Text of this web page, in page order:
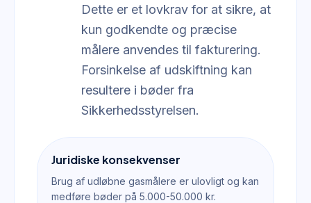
Dette er et lovkrav for at sikre, at
kun godkendte og præcise
målere anvendes til fakturering.
Forsinkelse af udskiftning kan
resultere i bøder fra
Sikkerhedsstyrelsen.
Juridiske konsekvenser
Brug af udløbne gasmålere er ulovligt og kan
medføre bøder på 5.000-50.000 kr.